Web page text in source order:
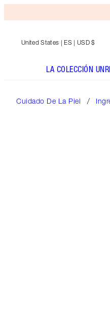
United States | ES | USD $
LA COLECCIÓN
Cuidado De La Piel